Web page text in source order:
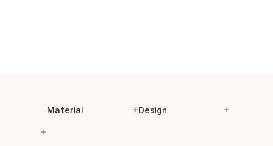
Material Design